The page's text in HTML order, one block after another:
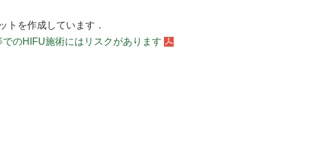
トを作成しています．
でのHIFU施術にはリスクがあります